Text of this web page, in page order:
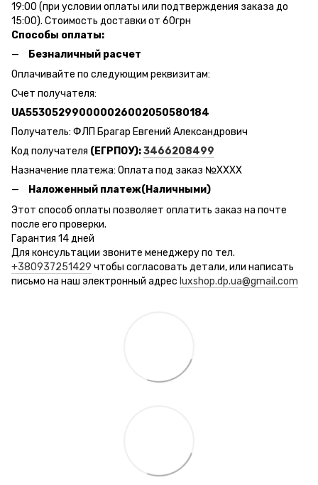
19:00 (при условии оплаты или подтверждения заказа до
15:00). Стоимость доставки от 60грн
Способы оплаты:
Безналичный расчет
Оплачивайте по следующим реквизитам:
Счет получателя:
UA553052990000026002050580184
Получатель: ФЛП Брагар Евгений Александрович
Код получателя (ЕГРПОУ):3466208499
Назначение платежа: Оплата под заказ №ХХХХ
Наложенный платеж(Наличными)
Этот способ оплаты позволяет оплатить заказ на почте
после его проверки.
Гарантия 14 дней
Для консультации звоните менеджеру по тел.
+380937251429 чтобы согласовать детали, или написать
письмо на наш электронный адрес luxshop.dp.ua@gmail.com